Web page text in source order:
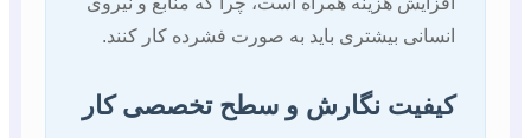
انسانی بیشتری باید به صورت فشرده کار کنند.
کیفیت نگارش و سطح تخصصی کار